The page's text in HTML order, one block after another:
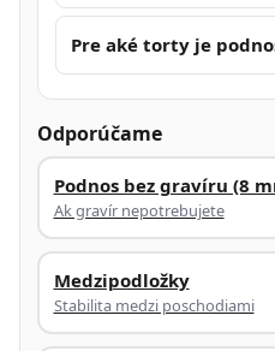
Pre aké torty je
Odporúčame
Podnos bez gravíru (8
Ak gravír nepotrebujete
Medzipodložky
Stabilita medzi poschodiami